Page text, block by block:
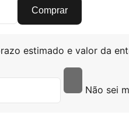
Multiuso 190x70 Toda Inox
Comprar
estimado e valor da
Não sei